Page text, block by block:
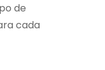
de
cada